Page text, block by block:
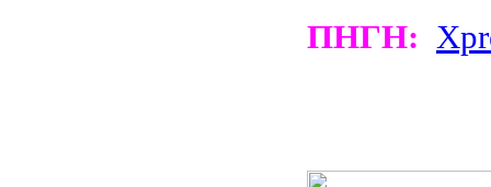
ΠΗΓΗ: